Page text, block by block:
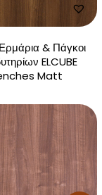
& Πάγκοι
ELCUBE
Matt